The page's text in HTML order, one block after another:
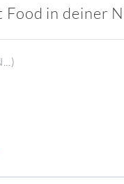
Food in deiner